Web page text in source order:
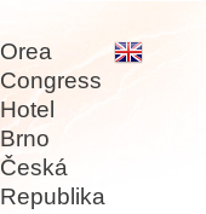
Orea
Congress
Hotel
Brno
Česká
Republika